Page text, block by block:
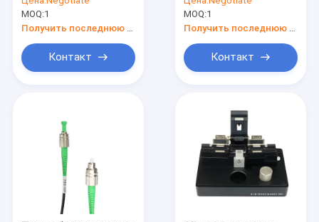
Поляризаци-
поддерживая
кабели заплаты
оптического
волокна FC/APC
MOQ:1
Контакт
заплаты
оптического
волокна
одиночного режима
FC/PC
MOQ:1
Контакт